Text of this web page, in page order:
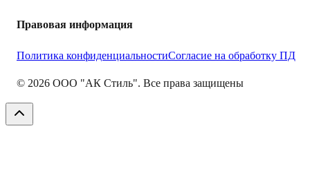
Правовая информация
Политика конфиденциальностиСогласие на обработку ПД
© 2026 ООО "АК Стиль". Все права защищены